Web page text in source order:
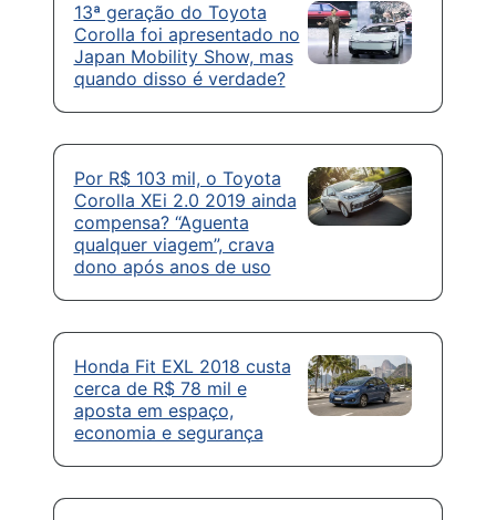
13ª geração do Toyota
Corolla foi apresentado no
Japan Mobility Show, mas
quando disso é verdade?
Por R$ 103 mil, o Toyota
Corolla XEi 2.0 2019 ainda
compensa? “Aguenta
qualquer viagem”, crava
dono após anos de uso
Honda Fit EXL 2018 custa
cerca de R$ 78 mil e
aposta em espaço,
economia e segurança